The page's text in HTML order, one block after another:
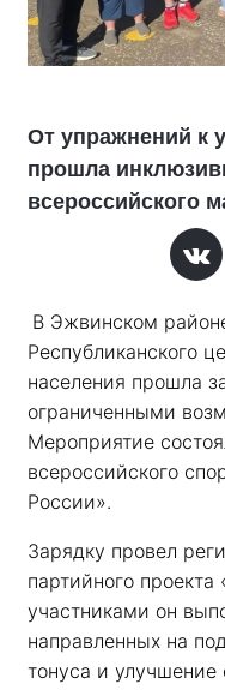
От упражнений к
прошла
всероссийского
В Эжвинском
Республиканского
населения прошла
ограниченными
Мероприятие
всероссийского
России».
Зарядку провел
партийного
участниками он
направленных на
тонуса и улучшение